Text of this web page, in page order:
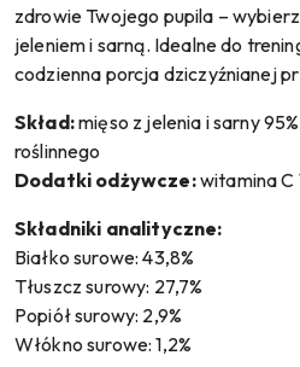
zdrowie Twojego pupila –
jeleniem i sarną. Idealne do
codzienna porcja dziczyźnianej
Skład:mięso z jelenia i sarny
roślinnego
Dodatki odżywcze:witamina C
Składniki analityczne:
Białko surowe: 43,8%
Tłuszcz surowy: 27,7%
Popiół surowy: 2,9%
Włókno surowe: 1,2%